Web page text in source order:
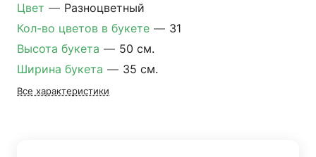
Цвет — Разноцветный
Кол-во цветов в букете — 31
Высота букета — 50 см.
Ширина букета — 35 см.
Все характеристики